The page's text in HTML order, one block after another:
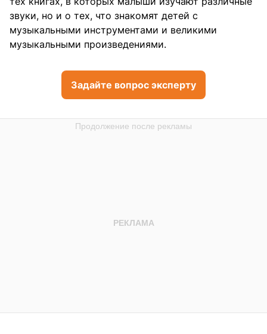
звуки, но и о тех, что знакомят детей с
музыкальными инструментами и великими
музыкальными произведениями.
Задайте вопрос эксперту